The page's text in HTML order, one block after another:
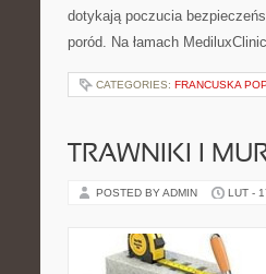
dotykają poczucia
poród. Na łamach
CATEGORIES: FRANCUSKA
TRAWNIKI I
POSTED BY ADMIN LUT -